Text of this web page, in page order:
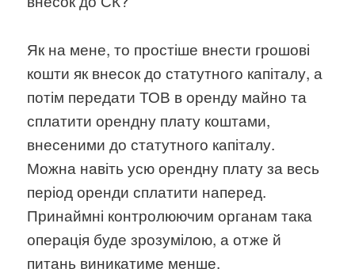
Як на мене, то простіше внести грошові
кошти як внесок до статутного капіталу, а
потім передати ТОВ в оренду майно та
сплатити орендну плату коштами,
внесеними до статутного капіталу.
Можна навіть усю орендну плату за весь
період оренди сплатити наперед.
Принаймні контролюючим органам така
операція буде зрозумілою, а отже й
питань виникатиме менше.